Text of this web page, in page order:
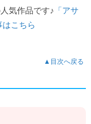
気作品です♪ 「アサ
こちら
▲目次へ戻る